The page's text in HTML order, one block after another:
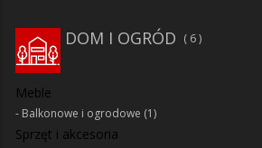
DOM I OGRÓD 6
Meble
Balkonowe i ogrodowe (1)
Sprzęt i akcesoria